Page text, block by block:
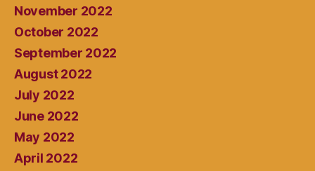
November 2022
October 2022
September 2022
August 2022
July 2022
June 2022
May 2022
April 2022